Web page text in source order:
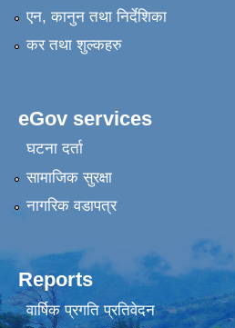
एन, कानुन तथा निर्देशिका
कर तथा शुल्कहरु
eGov services
घटना दर्ता
सामाजिक सुरक्षा
नागरिक वडापत्र
Reports
वार्षिक प्रगति प्रतिवेदन